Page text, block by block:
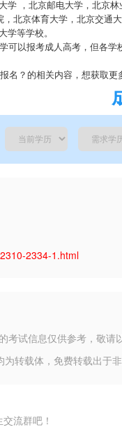
，北京邮电大学，北京林
北京体育大学，北京交
等学校。
以报考成人高考，但各学
？的相关内容，想获取更
2334-1.html
试信息仅供参考，敬请
转载体，免费转载出于
流群吧！